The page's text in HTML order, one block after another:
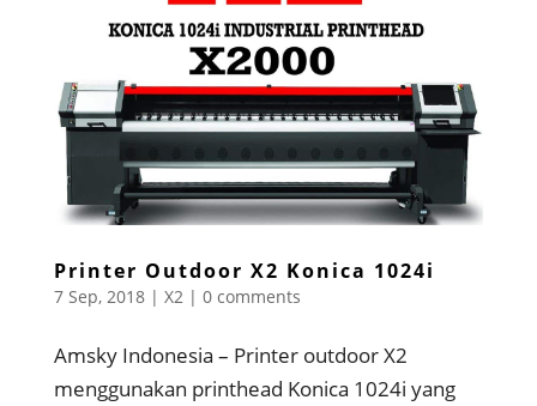
Printer Outdoor X2 Konica 1024i
7 Sep, 2018| X2 | 0 comments
Amsky Indonesia – Printer outdoor X2
menggunakan printhead Konica 1024i yang